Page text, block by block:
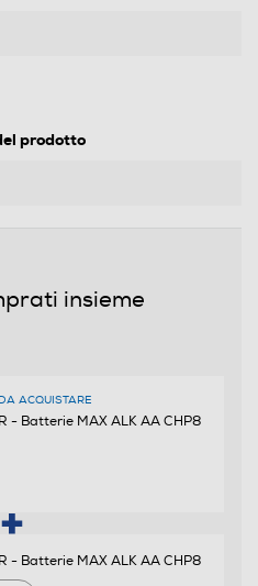
prodotto
insieme
ACQUISTARE
- Batterie MAX ALK AA CHP8
- Batterie MAX ALK AA CHP8